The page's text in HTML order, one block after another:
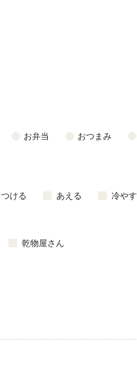
お弁当 おつまみ
つける あえる
冷やす
乾物屋さん